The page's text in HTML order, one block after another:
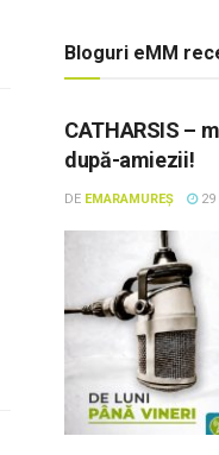
Bloguri eMM
CATHARSIS –
după-amiezii!
DE EMARAMUREȘ 29